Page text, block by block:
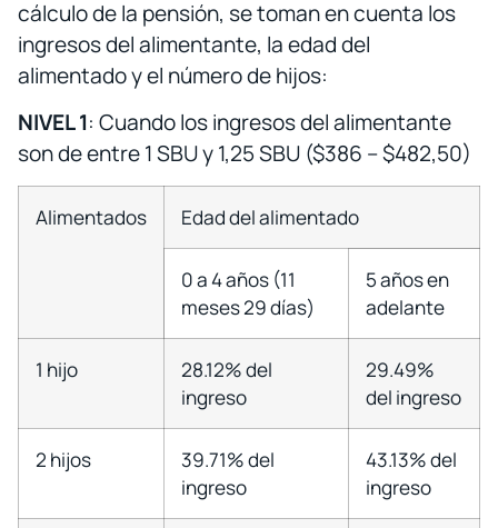
cálculo de la pensión, se toman en cuenta los
ingresos del alimentante, la edad del
alimentado y el número de hijos:
NIVEL 1: Cuando los ingresos del alimentante
son de entre 1 SBU y 1,25 SBU ($386 – $482,50)
Alimentados Edad del alimentado
0 a 4 años (11
meses 29 días)
5 años en
adelante
1 hijo
28.12% del
ingreso
29.49%
del ingreso
2 hijos
39.71% del
ingreso
43.13% del
ingreso